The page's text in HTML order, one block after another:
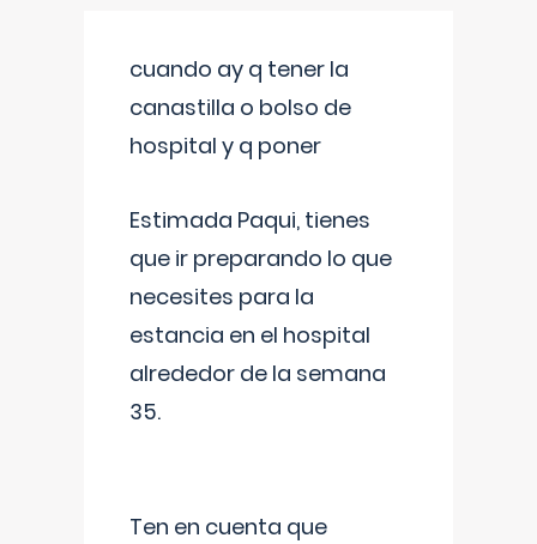
cuando ay q tener la
canastilla o bolso de
hospital y q poner
Estimada Paqui, tienes
que ir preparando lo que
necesites para la
estancia en el hospital
alrededor de la semana
35.
Ten en cuenta que